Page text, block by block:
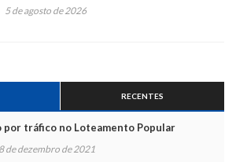
5 de agosto de 2026
RECENTES
por tráfico no Loteamento Popular
de dezembro de 2021